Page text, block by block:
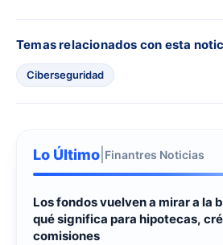
Temas relacionados con esta
Ciberseguridad
Lo Último Finantres Noticias
Los fondos vuelven a mirar a la
qué significa para hipotecas,
comisiones